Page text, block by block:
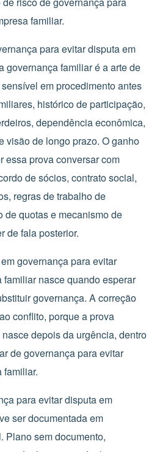
familiar.
para evitar disputa em
governança familiar é a arte de
em procedimento antes
histórico de participação,
dependência econômica,
visão de longo prazo. O ganho
essa prova conversar com
de sócios, contrato social,
regras de trabalho de
de quotas e mecanismo de
de fala posterior.
governança para evitar
familiar nasce quando esperar
governança. A correção
conflito, porque a prova
depois da urgência, dentro
de governança para evitar
familiar.
para evitar disputa em
ser documentada em
Plano sem documento,